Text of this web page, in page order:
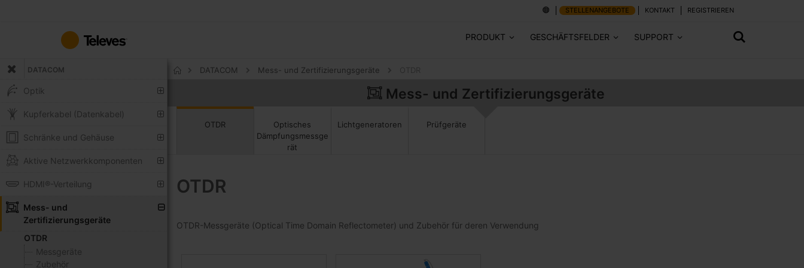
springen
STELLENANGEBOTE KONTAKT REGISTRIEREN
PRODUKT GESCHÄFTSFELDER SUPPORT
DATACOM
Optik
Kupferkabel (Datenkabel)
Schränke und Gehäuse
Aktive Netzwerkkomponenten
HDMI®-Verteilung
Mess- und
Zertifizierungsgeräte
OTDR
Messgeräte
Zubehör
DATACOM Mess- und Zertifizierungsgeräte
Mess- und Zertifizierungsgeräte
OTDR
Optisches
Dämpfungsmessge
rät
Lichtgeneratoren Prüfgeräte
OTDR
OTDR-Messgeräte (Optical Time Domain Reflectometer) und Zubehör für deren Verwendung